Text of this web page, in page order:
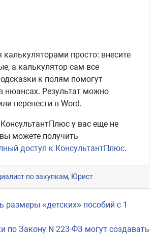
калькуляторами просто: внесите
а калькулятор сам все
к полям помогут
нюансах. Результат можно
перенести в Word.
у вас еще не
можете получить
доступ к КонсультантПлюс.
по закупкам, Юрист
по записям
размеры «детских» пособий с 1
по Закону N 223-ФЗ могут создавать